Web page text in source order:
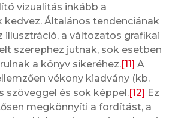
vizualitás inkább a
kedvez. Általános tendenciának
illusztráció, a változatos grafikai
szerephez jutnak, sok esetben
a könyv sikeréhez.[11] A
vékony kiadvány (kb.
szöveggel és sok képpel.[12] Ez
megkönnyíti a fordítást, a